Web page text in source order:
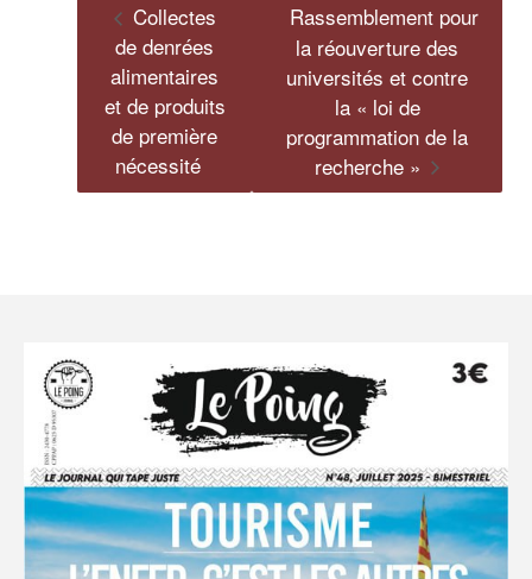
Collectes
de denrées
alimentaires
et de produits
de première
nécessité
Rassemblement pour
la réouverture des
universités et contre
la « loi de
programmation de la
recherche »